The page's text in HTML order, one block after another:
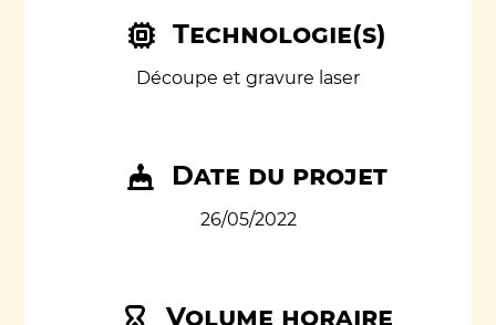
Date du projet
26/05/2022
Volume horaire
Technologie(s)
Découpe et gravure laser